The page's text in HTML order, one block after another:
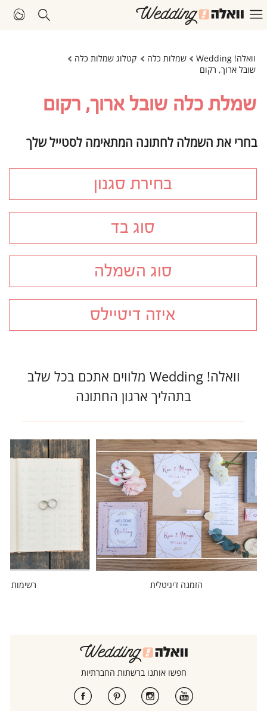
וואלה! Wedding שמלות כלה
קטלוג שמלות כלה
שובל ארוך, רקום
שמלת כלה שובל ארוך, רקום
בחרי את השמלה לחתונה המתאימה לסטייל שלך
בחירת סגנון
סוג בד
סוג השמלה
איזה דיטיילס
וואלה! Wedding מלווים אתכם בכל שלב
בתהליך ארגון החתונה
הזמנה דיגיטלית רשימות
חפשו אותנו ברשתות החברתיות